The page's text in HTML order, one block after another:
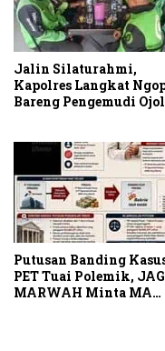
Jalin Silaturahmi,
Kapolres Langkat
Bareng Pengemudi
Putusan Banding
PET Tuai Polemik,
MARWAH Minta MA